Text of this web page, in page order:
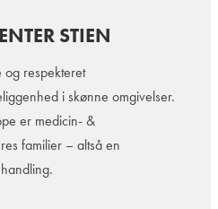
STIEN
og respekteret
i skønne omgivelser.
er medicin- &
familier – altså en